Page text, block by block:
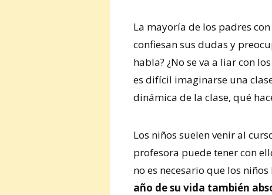
La mayoría de los padres
confiesan sus dudas y
habla? ¿No se va a liar con
es difícil imaginarse una
dinámica de la clase, qué
Los niños suelen venir al
profesora puede tener con
no es necesario que los niños
año de su vida también